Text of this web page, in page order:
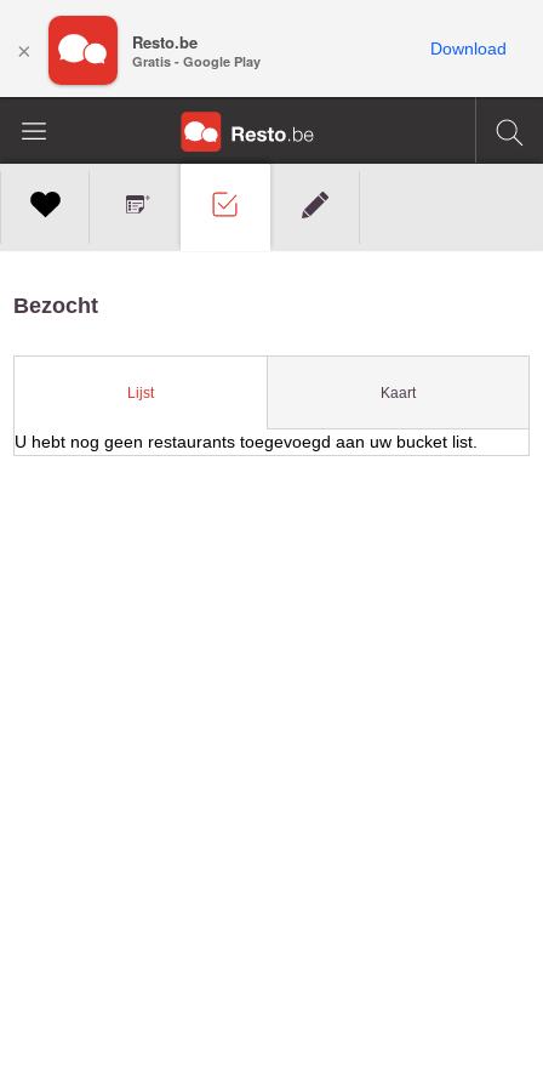
Bezocht
Lijst Kaart
U hebt nog geen restaurants toegevoegd aan uw bucket list.
× Resto.be
Gratis - Google Play
Download